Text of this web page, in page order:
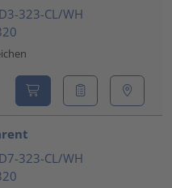
323-CL/WH
323-CL/WH